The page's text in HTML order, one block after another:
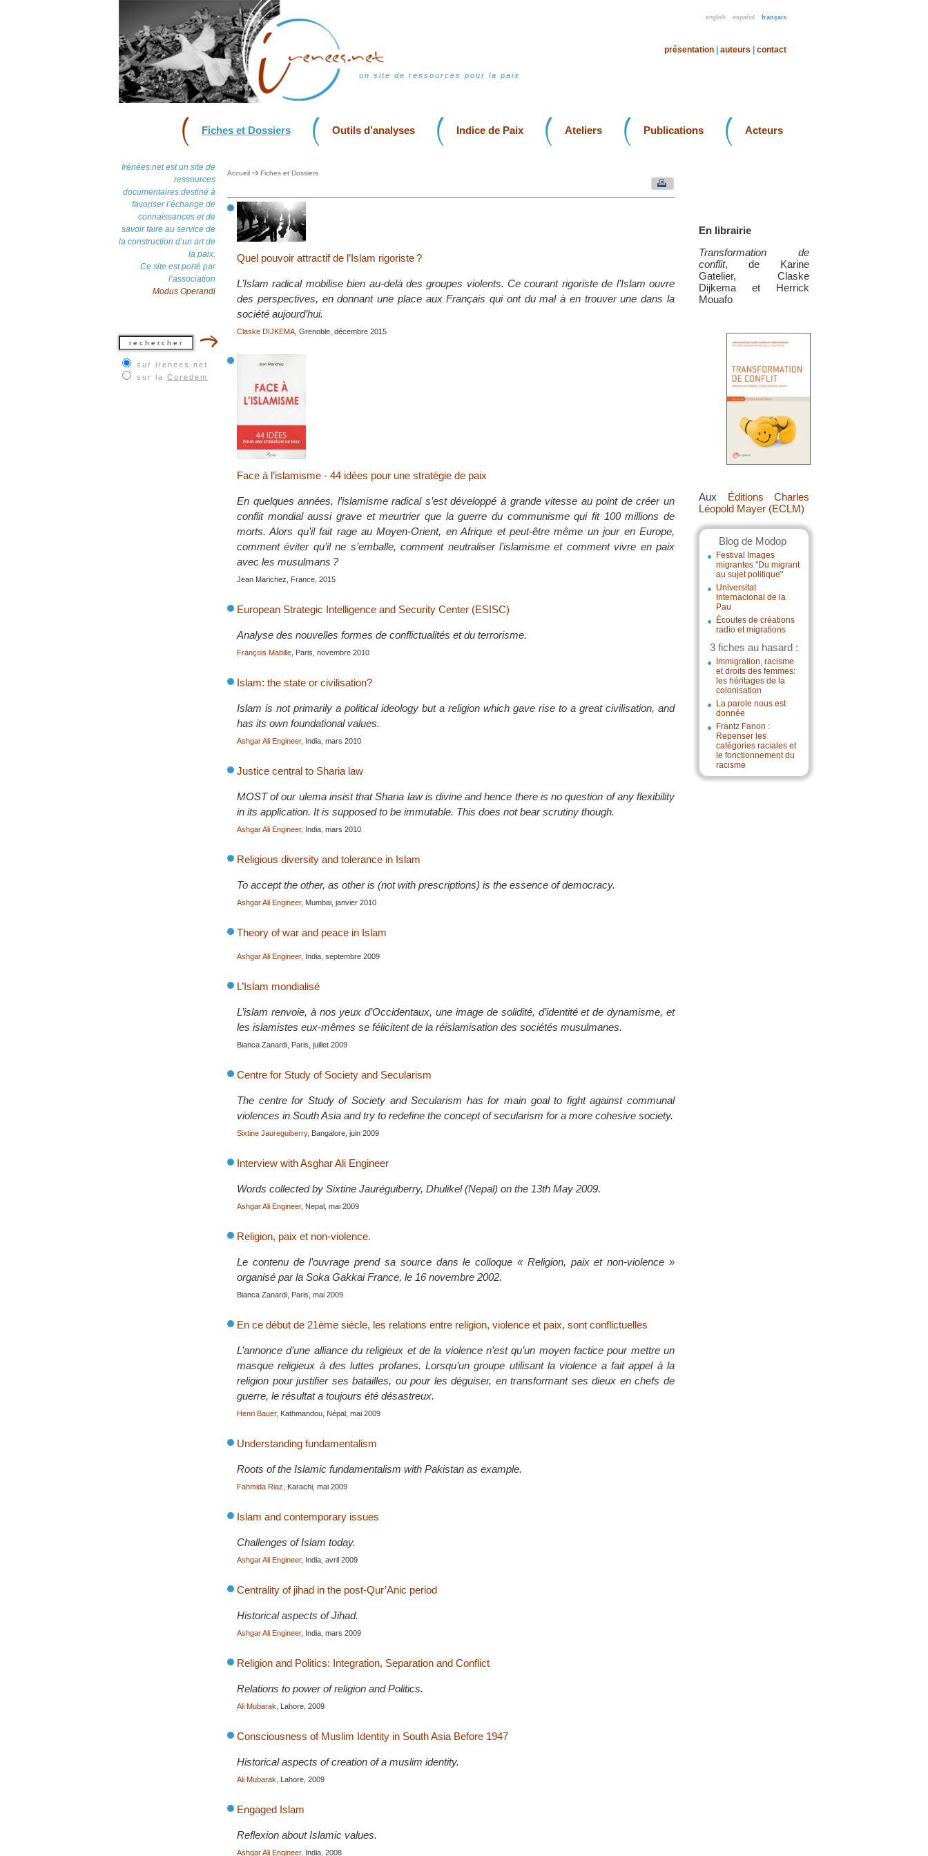
english español français
un site de ressources pour la paix
présentation auteurs contact
Fiches et Dossiers Outils d’analyses Indice de Paix Ateliers Publications Acteurs
Irénées.net est un site de
ressources
documentaires destiné à
favoriser l’échange de
connaissances et de
savoir faire au service de
la construction d’un art de
la paix.
Ce site est porté par
l’association
Modus Operandi
sur irenees.net
sur la Coredem
En librairie
Transformation de
conflit, de Karine
Gatelier, Claske
Dijkema et Herrick
Mouafo
Aux Éditions Charles
Léopold Mayer (ECLM)
Blog de Modop
Festival Images
migrantes "Du migrant
au sujet politique"
Universitat
Internacional de la
Pau
Écoutes de créations
radio et migrations
3 fiches au hasard :
Immigration, racisme
et droits des femmes:
les héritages de la
colonisation
La parole nous est
donnée
Frantz Fanon :
Repenser les
catégories raciales et
le fonctionnement du
racisme
Accueil Fiches et Dossiers
Quel pouvoir attractif de l’Islam rigoriste ?
L’Islam radical mobilise bien au-delà des groupes violents. Ce courant rigoriste de l’Islam ouvre
des perspectives, en donnant une place aux Français qui ont du mal à en trouver une dans la
société aujourd’hui.
Claske DIJKEMA , Grenoble, décembre 2015
Face à l’islamisme - 44 idées pour une stratégie de paix
En quelques années, l’islamisme radical s’est développé à grande vitesse au point de créer un
conflit mondial aussi grave et meurtrier que la guerre du communisme qui fit 100 millions de
morts. Alors qu’il fait rage au Moyen-Orient, en Afrique et peut-être même un jour en Europe,
comment éviter qu’il ne s’emballe, comment neutraliser l’islamisme et comment vivre en paix
avec les musulmans ?
Jean Marichez, France, 2015
European Strategic Intelligence and Security Center (ESISC)
Analyse des nouvelles formes de conflictualités et du terrorisme.
François Mabille , Paris, novembre 2010
Islam: the state or civilisation?
Islam is not primarily a political ideology but a religion which gave rise to a great civilisation, and
has its own foundational values.
Ashgar Ali Engineer, India, mars 2010
Justice central to Sharia law
MOST of our ulema insist that Sharia law is divine and hence there is no question of any flexibility
in its application. It is supposed to be immutable. This does not bear scrutiny though.
Ashgar Ali Engineer, India, mars 2010
Religious diversity and tolerance in Islam
To accept the other, as other is (not with prescriptions) is the essence of democracy.
Ashgar Ali Engineer, Mumbai, janvier 2010
Theory of war and peace in Islam
Ashgar Ali Engineer, India, septembre 2009
L’Islam mondialisé
L’islam renvoie, à nos yeux d’Occidentaux, une image de solidité, d’identité et de dynamisme, et
les islamistes eux-mêmes se félicitent de la réislamisation des sociétés musulmanes.
Bianca Zanardi, Paris, juillet 2009
Centre for Study of Society and Secularism
The centre for Study of Society and Secularism has for main goal to fight against communal
violences in South Asia and try to redefine the concept of secularism for a more cohesive society.
Sixtine Jaureguiberry, Bangalore, juin 2009
Interview with Asghar Ali Engineer
Words collected by Sixtine Jauréguiberry, Dhulikel (Nepal) on the 13th May 2009.
Ashgar Ali Engineer, Nepal, mai 2009
Religion, paix et non-violence.
Le contenu de l’ouvrage prend sa source dans le colloque « Religion, paix et non-violence »
organisé par la Soka Gakkai France, le 16 novembre 2002.
Bianca Zanardi, Paris, mai 2009
En ce début de 21ème siècle, les relations entre religion, violence et paix, sont conflictuelles
L’annonce d’une alliance du religieux et de la violence n’est qu’un moyen factice pour mettre un
masque religieux à des luttes profanes. Lorsqu’un groupe utilisant la violence a fait appel à la
religion pour justifier ses batailles, ou pour les déguiser, en transformant ses dieux en chefs de
guerre, le résultat a toujours été désastreux.
Henri Bauer, Kathmandou, Népal, mai 2009
Understanding fundamentalism
Roots of the Islamic fundamentalism with Pakistan as example.
Fahmida Riaz , Karachi, mai 2009
Islam and contemporary issues
Challenges of Islam today.
Ashgar Ali Engineer, India, avril 2009
Centrality of jihad in the post-Qur’Anic period
Historical aspects of Jihad.
Ashgar Ali Engineer, India, mars 2009
Religion and Politics: Integration, Separation and Conflict
Relations to power of religion and Politics.
Ali Mubarak , Lahore, 2009
Consciousness of Muslim Identity in South Asia Before 1947
Historical aspects of creation of a muslim identity.
Ali Mubarak , Lahore, 2009
Engaged Islam
Reflexion about Islamic values.
Ashgar Ali Engineer, India, 2008